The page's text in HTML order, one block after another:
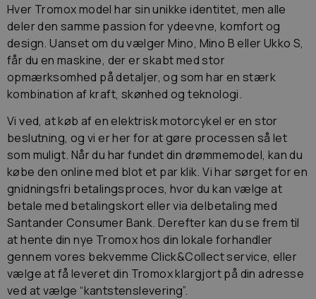
Hver Tromox model har sin unikke identitet, men alle
deler den samme passion for ydeevne, komfort og
design. Uanset om du vælger Mino, Mino B eller Ukko S,
får du en maskine, der er skabt med stor
opmærksomhed på detaljer, og som har en stærk
kombination af kraft, skønhed og teknologi.
Vi ved, at køb af en elektrisk motorcykel er en stor
beslutning, og vi er her for at gøre processen så let
som muligt. Når du har fundet din drømmemodel, kan du
købe den online med blot et par klik. Vi har sørget for en
gnidningsfri betalingsproces, hvor du kan vælge at
betale med betalingskort eller via delbetaling med
Santander Consumer Bank. Derefter kan du se frem til
at hente din nye Tromox hos din lokale forhandler
gennem vores bekvemme Click&Collect service, eller
vælge at få leveret din Tromox klargjort på din adresse
ved at vælge “kantstenslevering”.